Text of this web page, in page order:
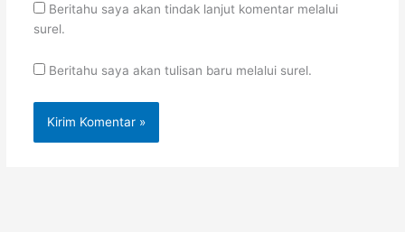
Beritahu saya akan tindak lanjut komentar melalui
surel.
Beritahu saya akan tulisan baru melalui surel.